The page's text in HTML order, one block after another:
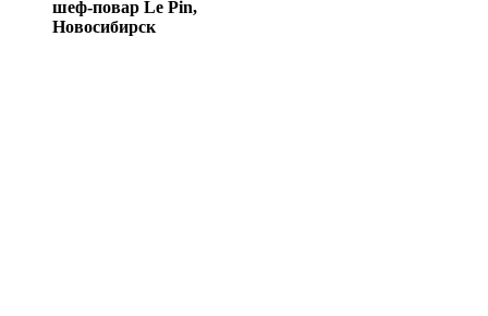
шеф-повар Le Pin,
Новосибирск